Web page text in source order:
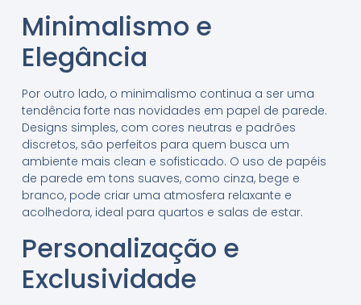
Minimalismo e
Elegância
Por outro lado, o minimalismo continua a ser uma
tendência forte nas novidades em papel de parede.
Designs simples, com cores neutras e padrões
discretos, são perfeitos para quem busca um
ambiente mais clean e sofisticado. O uso de papéis
de parede em tons suaves, como cinza, bege e
branco, pode criar uma atmosfera relaxante e
acolhedora, ideal para quartos e salas de estar.
Personalização e
Exclusividade